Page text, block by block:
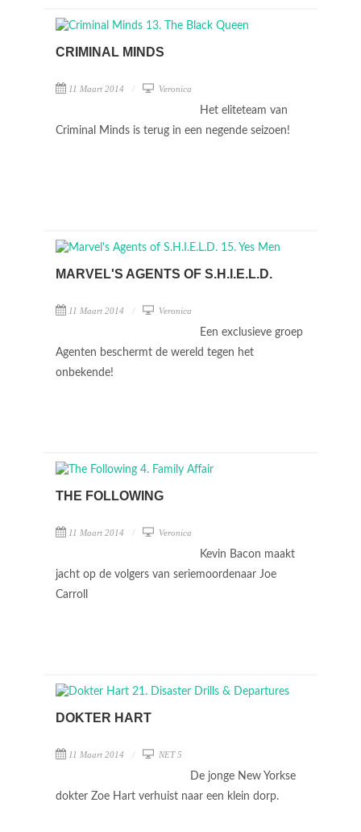
CRIMINAL MINDS
11 Maart 2014 Veronica
Het eliteteam van
Criminal Minds is terug in een negende seizoen!
MARVEL'S AGENTS OF S.H.I.E.L.D.
11 Maart 2014 Veronica
Een exclusieve groep
Agenten beschermt de wereld tegen het
onbekende!
THE FOLLOWING
11 Maart 2014 Veronica
Kevin Bacon maakt
jacht op de volgers van seriemoordenaar Joe
Carroll
DOKTER HART
11 Maart 2014 NET 5
De jonge New Yorkse
dokter Zoe Hart verhuist naar een klein dorp.